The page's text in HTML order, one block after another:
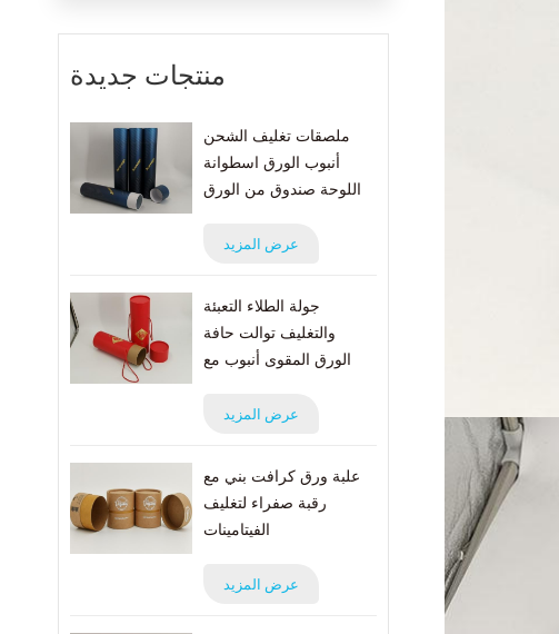
منتجات جديدة
ملصقات تغليف الشحن
أنبوب الورق اسطوانة
اللوحة صندوق من الورق
عرض المزيد
جولة الطلاء التعبئة
والتغليف توالت حافة
الورق المقوى أنبوب مع
عرض المزيد
علبة ورق كرافت بني مع
رقبة صفراء لتغليف
الفيتامينات
عرض المزيد